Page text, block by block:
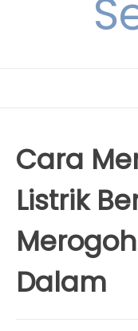
Cara
Listrik
Dalam